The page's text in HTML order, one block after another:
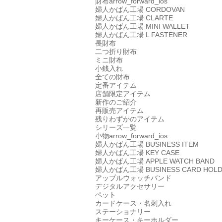
婦人かばん工場 CORDOVAN
婦人かばん工場 CLARTE
婦人かばん工場 MINI WALLET
婦人かばん工場 L FASTENER
長財布
二つ折り財布
ミニ財布
小銭入れ
全ての財布
定番アイテム
店舗限定アイテム
新作のご紹介
再販売アイテム
残りわずかのアイテム
シリーズ一覧
小物arrow_forward_ios
婦人かばん工場 BUSINESS ITEM
婦人かばん工場 KEY CASE
婦人かばん工場 APPLE WATCH BAND
婦人かばん工場 BUSINESS CARD
アップルウォッチバンド
デジタルアクセサリー
ペット
カードケース・名刺入れ
ステーショナリー
キーケース・キーホルダー